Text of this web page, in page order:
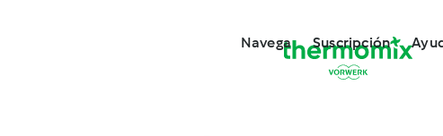
Navega Suscripción